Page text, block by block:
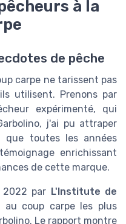
à la
de pêche
carpe ne tarissent pas
utilisent. Prenons par
expérimenté, qui
j'ai pu attraper
que toutes les années
enrichissant
de cette marque.
2022 par L'Institute de
au coup carpe les plus
Le rapport montre